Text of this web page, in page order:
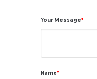
Your Message
Name